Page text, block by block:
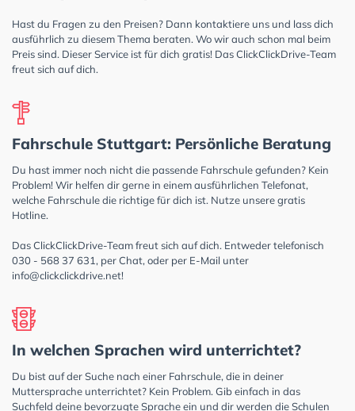
Hast du Fragen zu den Preisen? Dann kontaktiere uns und lass dich
ausführlich zu diesem Thema beraten. Wo wir auch schon mal beim
Preis sind. Dieser Service ist für dich gratis! Das ClickClickDrive-Team
freut sich auf dich.
Fahrschule Stuttgart: Persönliche Beratung
Du hast immer noch nicht die passende Fahrschule gefunden? Kein
Problem! Wir helfen dir gerne in einem ausführlichen Telefonat,
welche Fahrschule die richtige für dich ist. Nutze unsere gratis
Hotline.
Das ClickClickDrive-Team freut sich auf dich. Entweder telefonisch
030 - 568 37 631, per Chat, oder per E-Mail unter
info@clickclickdrive.net!
In welchen Sprachen wird unterrichtet?
Du bist auf der Suche nach einer Fahrschule, die in deiner
Muttersprache unterrichtet? Kein Problem. Gib einfach in das
Suchfeld deine bevorzugte Sprache ein und dir werden die Schulen